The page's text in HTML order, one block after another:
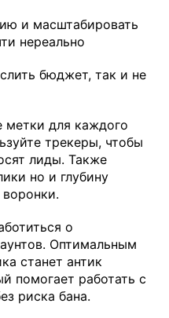
и масштабировать
нереально
бюджет, так и не
метки для каждого
трекеры, чтобы
лиды. Также
но и глубину
о
Оптимальным
станет антик
помогает работать с
риска бана.